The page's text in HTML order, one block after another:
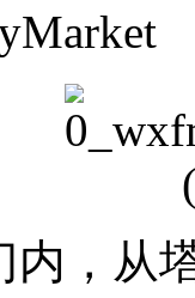
内，从